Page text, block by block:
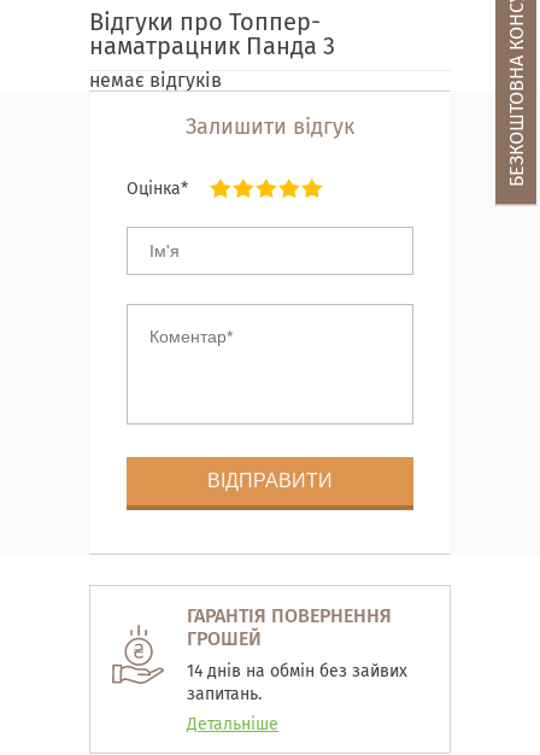
Відгуки про Топпер-
наматрацник Панда 3
немає відгуків
Залишити відгук
Оцінка*
ГАРАНТІЯ ПОВЕРНЕННЯ
ГРОШЕЙ
14 днів на обмін без зайвих
запитань.
Детальніше